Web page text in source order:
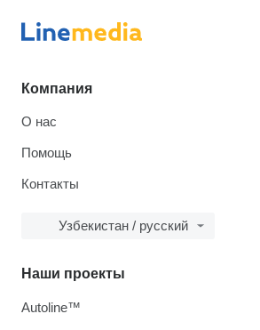
Компания
О нас
Помощь
Контакты
Узбекистан / русский
Наши проекты
Autoline™